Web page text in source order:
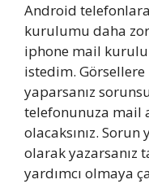
Android
kurulumu daha
iphone mail
istedim.
yaparsanız
telefonunuza mail
olacaksınız. Sorun
olarak yazarsanız
yardımcı olmaya